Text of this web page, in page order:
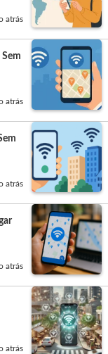
atrás
atrás
atrás
atrás
atrás